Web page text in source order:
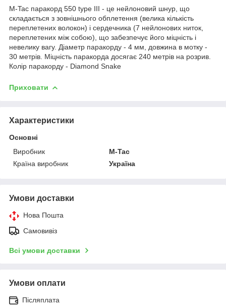
M-Tac паракорд 550 type III - це нейлоновий шнур, що
складається з зовнішнього обплетення (велика кількість
переплетених волокон) і сердечника (7 нейлонових ниток,
переплетених між собою), що забезпечує його міцність і
невелику вагу. Діаметр паракорду - 4 мм, довжина в мотку -
30 метрів. Міцність паракорда досягає 240 метрів на розрив.
Колір паракорду - Diamond Snake
Приховати
Характеристики
Основні
Виробник
M-Tac
Країна виробник
Україна
Умови доставки
Нова Пошта
Самовивіз
Всі умови доставки
Умови оплати
Післяплата